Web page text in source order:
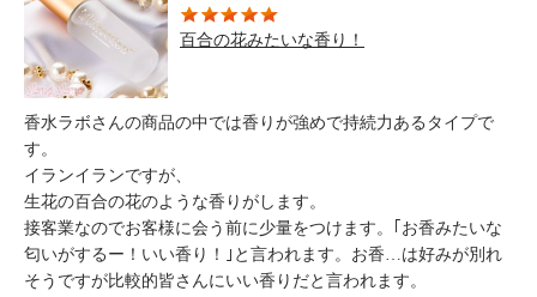
百合の花みたいな香り！
香水ラボさんの商品の中では香りが強めで持続力あるタイプで
す。
イランイランですが、
生花の百合の花のような香りがします。
接客業なのでお客様に会う前に少量をつけます。｢お香みたいな
匂いがするー！いい香り！｣と言われます。お香…は好みが別れ
そうですが比較的皆さんにいい香りだと言われます。